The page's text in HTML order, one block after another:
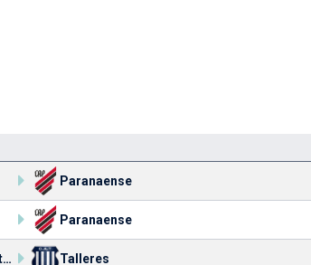
Paranaense
Paranaense
AA. Estudiantes Talleres